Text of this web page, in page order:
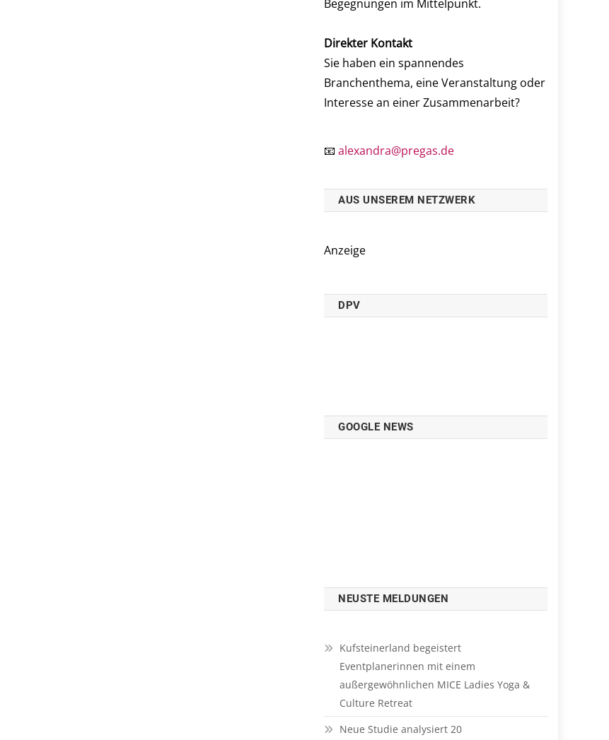
Begegnungen im Mittelpunkt.
Direkter Kontakt
Sie haben ein spannendes
Branchenthema, eine Veranstaltung oder
Interesse an einer Zusammenarbeit?
📧alexandra@pregas.de
AUS UNSEREM NETZWERK
Anzeige
DPV
GOOGLE NEWS
NEUSTE MELDUNGEN
Kufsteinerland begeistert
Eventplanerinnen mit einem
außergewöhnlichen MICE Ladies Yoga &
Culture Retreat
Neue Studie analysiert 20